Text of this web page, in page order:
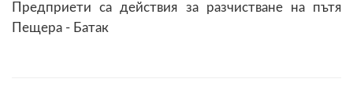
Предприети са действия за разчистване на пътя
Пещера - Батак